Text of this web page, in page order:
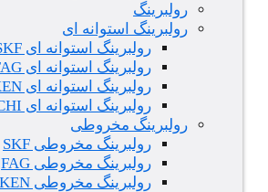
رولبرینگ
رولبرینگ استوانه ای
رولبرینگ استوانه ای SKF
رولبرینگ استوانه ای FAG
رولبرینگ استوانه ای TIMKEN
رولبرینگ استوانه ای NACHI
رولبرینگ مخروطی
رولبرینگ مخروطی SKF
رولبرینگ مخروطی FAG
رولبرینگ مخروطی TIMKEN